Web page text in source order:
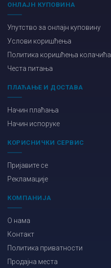
ОНЛАЈН КУПОВИНА
Упутство за онлајн куповину
Услови коришћења
Политика коришћења колачића
Честа питања
ПЛАЋАЊЕ И ДОСТАВА
Начин плаћања
Начин испоруке
КОРИСНИЧКИ СЕРВИС
Пријавите се
Рекламације
КОМПАНИЈА
О нама
Контакт
Политика приватности
Продајна места